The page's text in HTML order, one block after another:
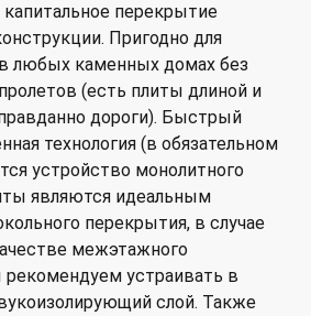
перекрытие
Пригодно для
любых каменных домах без
(есть плиты длиной и
дороги). Быстрый
технология (в обязательном
устройство монолитного
являются идеальным
перекрытия, в случае
межэтажного
устраивать в
слой. Также